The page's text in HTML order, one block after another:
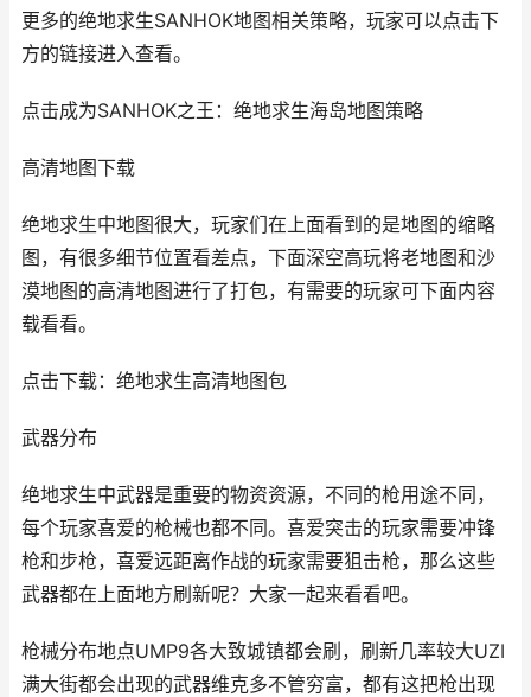
更多的绝地求生SANHOK地图相关策略，玩家可以点击下
方的链接进入查看。
点击成为SANHOK之王：绝地求生海岛地图策略
高清地图下载
绝地求生中地图很大，玩家们在上面看到的是地图的缩略
图，有很多细节位置看差点，下面深空高玩将老地图和沙
漠地图的高清地图进行了打包，有需要的玩家可下面内容
载看看。
点击下载：绝地求生高清地图包
武器分布
绝地求生中武器是重要的物资资源，不同的枪用途不同，
每个玩家喜爱的枪械也都不同。喜爱突击的玩家需要冲锋
枪和步枪，喜爱远距离作战的玩家需要狙击枪，那么这些
武器都在上面地方刷新呢？大家一起来看看吧。
枪械分布地点UMP9各大致城镇都会刷，刷新几率较大UZI
满大街都会出现的武器维克多不管穷富，都有这把枪出现